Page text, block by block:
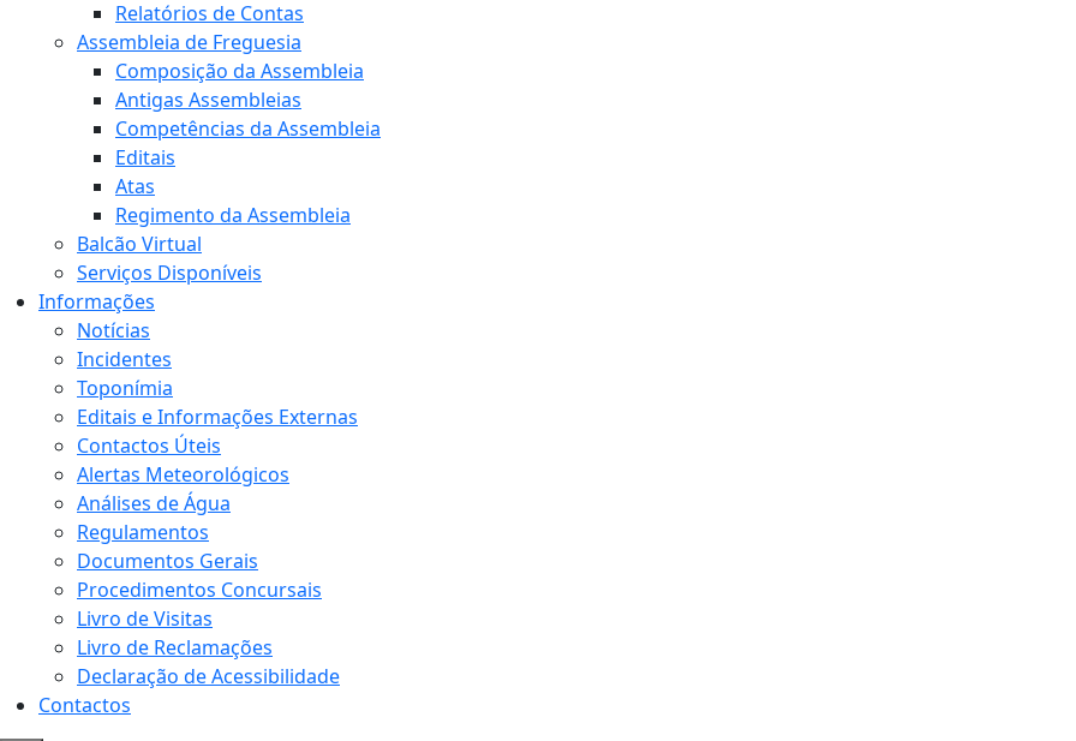
Relatórios de Contas
Assembleia de Freguesia
Composição da Assembleia
Antigas Assembleias
Competências da Assembleia
Editais
Atas
Regimento da Assembleia
Balcão Virtual
Serviços Disponíveis
Informações
Notícias
Incidentes
Toponímia
Editais e Informações Externas
Contactos Úteis
Alertas Meteorológicos
Análises de Água
Regulamentos
Documentos Gerais
Procedimentos Concursais
Livro de Visitas
Livro de Reclamações
Declaração de Acessibilidade
Contactos